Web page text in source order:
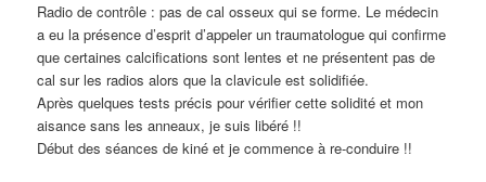
Radio de contrôle : pas de cal osseux qui se forme. Le médecin
a eu la présence d’esprit d’appeler un traumatologue qui confirme
que certaines calcifications sont lentes et ne présentent pas de
cal sur les radios alors que la clavicule est solidifiée.
Après quelques tests précis pour vérifier cette solidité et mon
aisance sans les anneaux, je suis libéré !!
Début des séances de kiné et je commence à re-conduire !!